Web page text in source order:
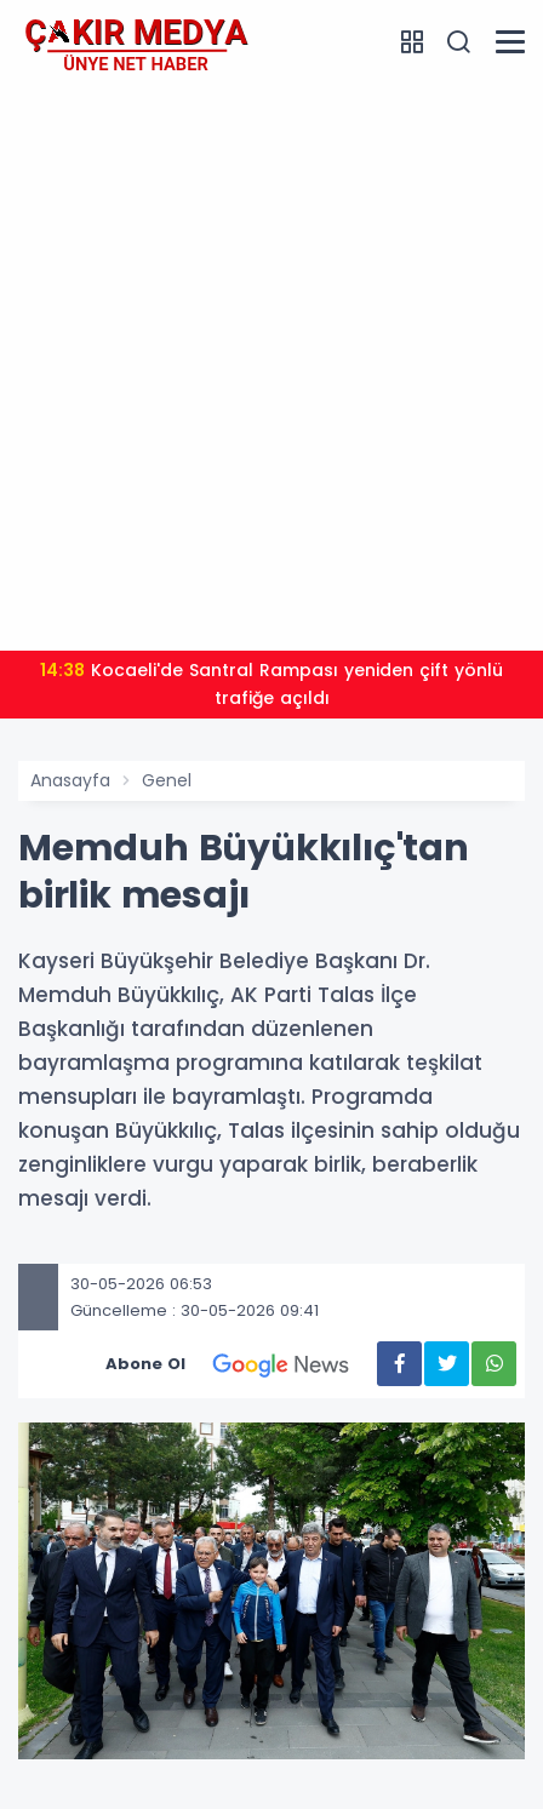
14:38
trafiğe açıldı
Anasayfa Genel
Memduh Büyükkılıç'tan
birlik mesajı
Kayseri Büyükşehir Belediye Başkanı Dr.
Memduh Büyükkılıç, AK Parti Talas İlçe
Başkanlığı tarafından düzenlenen
bayramlaşma programına katılarak teşkilat
mensupları ile bayramlaştı. Programda
konuşan Büyükkılıç, Talas ilçesinin sahip olduğu
zenginliklere vurgu yaparak birlik, beraberlik
mesajı verdi.
30-05-2026 06:53
Güncelleme : 30-05-2026 09:41
Abone Ol